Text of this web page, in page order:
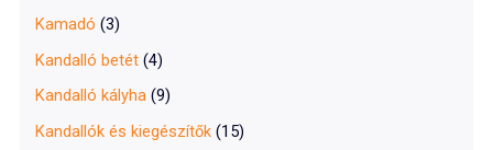
Kamadó (3)
Kandalló betét (4)
Kandalló kályha (9)
Kandallók és kiegészítők (15)